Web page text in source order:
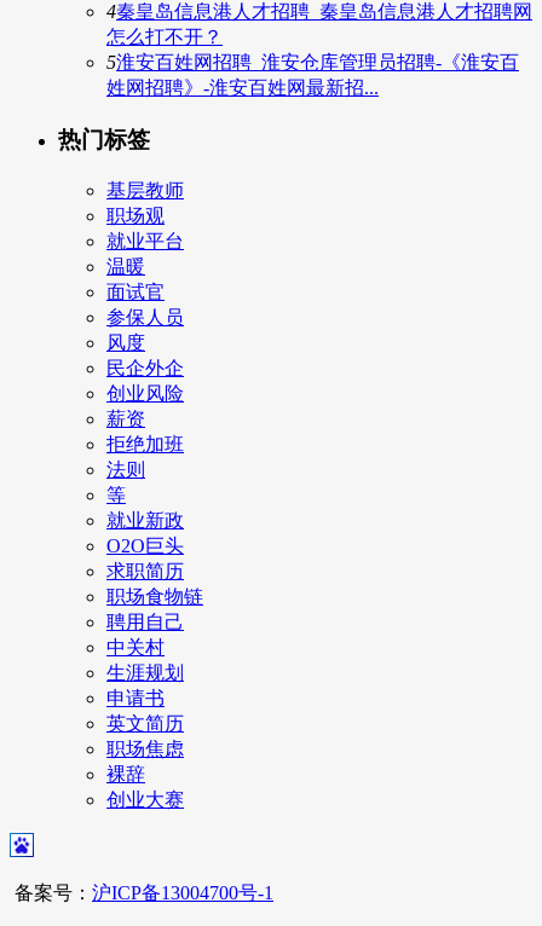
4秦皇岛信息港人才招聘_秦皇岛信息港人才招聘网
怎么打不开？
5淮安百姓网招聘_淮安仓库管理员招聘-《淮安百
姓网招聘》-淮安百姓网最新招...
热门标签
基层教师
职场观
就业平台
温暖
面试官
参保人员
风度
民企外企
创业风险
薪资
拒绝加班
法则
等
就业新政
O2O巨头
求职简历
职场食物链
聘用自己
中关村
生涯规划
申请书
英文简历
职场焦虑
裸辞
创业大赛
备案号： 沪ICP备13004700号-1